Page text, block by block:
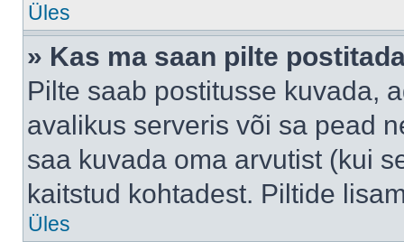
Üles
» Kas ma saan pilte
Pilte saab postitusse kuvada,
avalikus serveris või sa pead
saa kuvada oma arvutist (kui
kaitstud kohtadest. Piltide
Üles